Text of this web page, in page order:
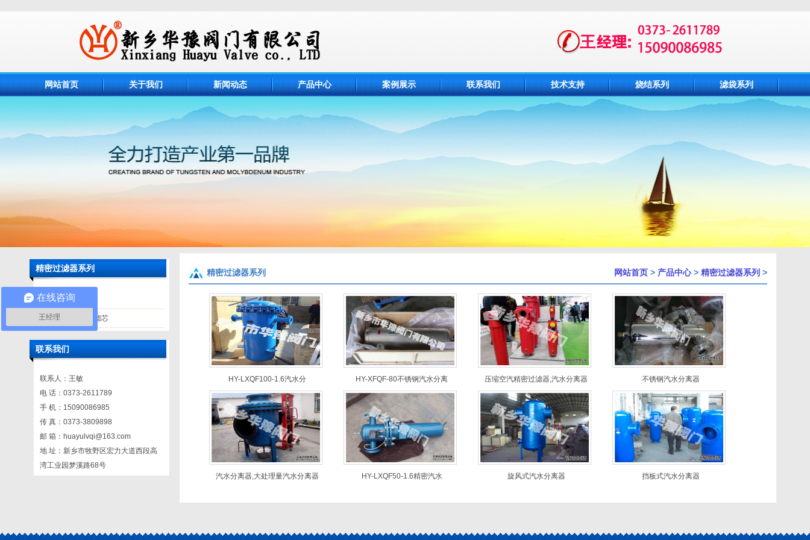
网站首页 关于我们 新闻动态 产品中心 案例展示 联系我们 技术支持 烧结系列 滤袋系列
精密过滤器系列
精密过滤器
精密过滤器滤芯
联系我们
联系人：王敏
电 话：0373-2611789
手 机：15090086985
传 真：0373-3809898
邮 箱：huayulvqi@163.com
地 址：新乡市牧野区宏力大道西段高
湾工业园梦溪路68号
网站首页 > 产品中心> 精密过滤器系列 >
精密过滤器系列
HY-LXQF100-1.6汽水分 HY-XFQF-80不锈钢汽水分离 压缩空汽精密过滤器,汽水分离器 不锈钢汽水分离器
汽水分离器,大处理量汽水分离器 HY-LXQF50-1.6精密汽水 旋风式汽水分离器 挡板式汽水分离器
在线咨询
王经理